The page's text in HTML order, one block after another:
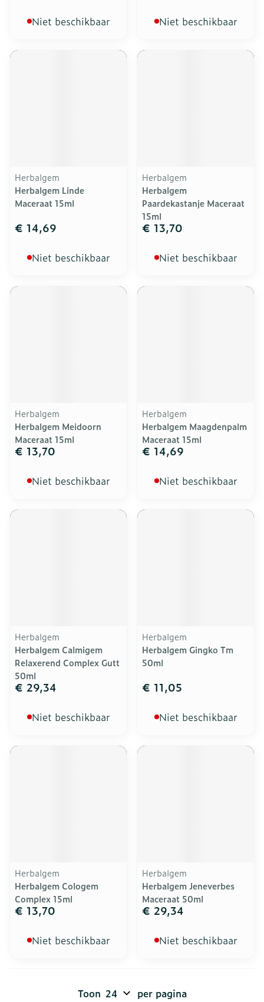
Niet beschikbaar Niet beschikbaar
Herbalgem
Herbalgem Linde
Maceraat 15ml
€ 14,69
Niet beschikbaar
Herbalgem
Herbalgem
Paardekastanje Maceraat
15ml
€ 13,70
Niet beschikbaar
Herbalgem
Herbalgem Meidoorn
Maceraat 15ml
€ 13,70
Niet beschikbaar
Herbalgem
Herbalgem Maagdenpalm
Maceraat 15ml
€ 14,69
Niet beschikbaar
Herbalgem
Herbalgem Calmigem
Relaxerend Complex Gutt
50ml
€ 29,34
Niet beschikbaar
Herbalgem
Herbalgem Gingko Tm
50ml
€ 11,05
Niet beschikbaar
Herbalgem
Herbalgem Cologem
Complex 15ml
€ 13,70
Niet beschikbaar
Herbalgem
Herbalgem Jeneverbes
Maceraat 50ml
€ 29,34
Niet beschikbaar
Toon per pagina